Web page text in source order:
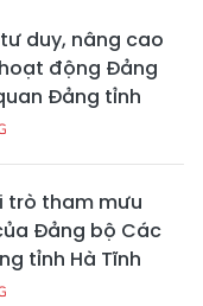
duy, nâng cao
động Đảng
Đảng tỉnh
trò tham mưu
Đảng bộ Các
tỉnh Hà Tĩnh